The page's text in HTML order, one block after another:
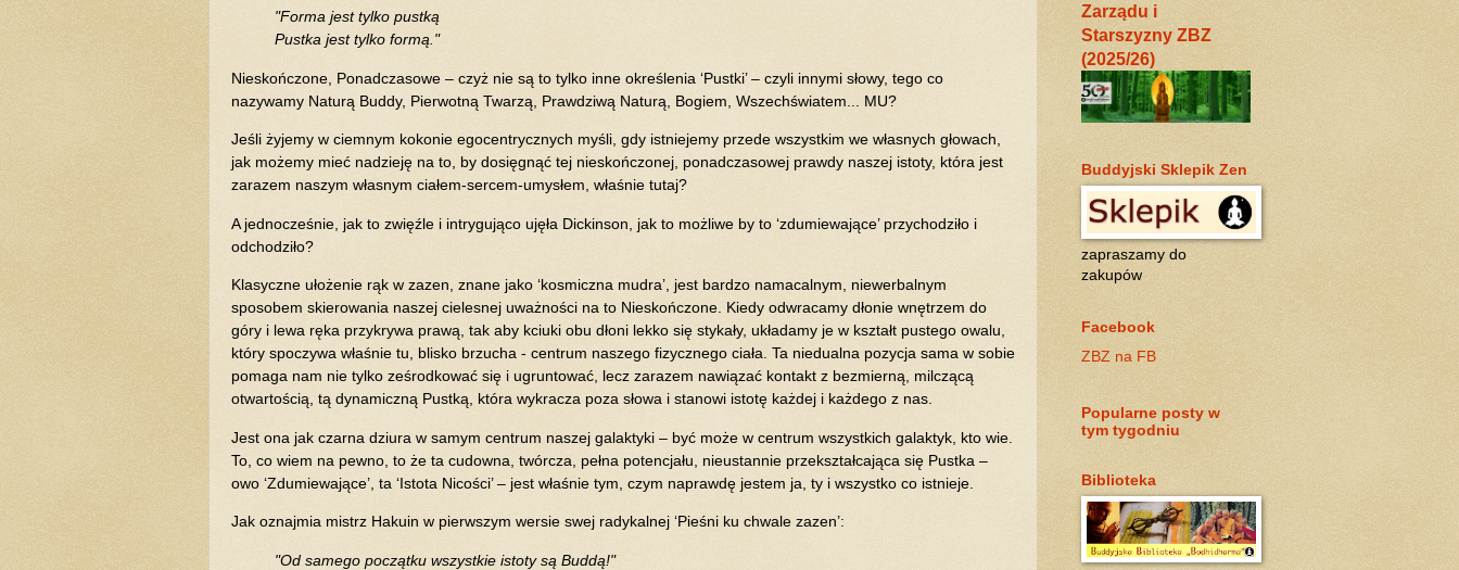
"Forma jest tylko pustką
Pustka jest tylko formą."
Nieskończone, Ponadczasowe – czyż nie są to tylko inne określenia ‘Pustki’ – czyli innymi słowy, tego co
nazywamy Naturą Buddy, Pierwotną Twarzą, Prawdziwą Naturą, Bogiem, Wszechświatem... MU?
Jeśli żyjemy w ciemnym kokonie egocentrycznych myśli, gdy istniejemy przede wszystkim we własnych głowach,
jak możemy mieć nadzieję na to, by dosięgnąć tej nieskończonej, ponadczasowej prawdy naszej istoty, która jest
zarazem naszym własnym ciałem-sercem-umysłem, właśnie tutaj?
A jednocześnie, jak to zwięźle i intrygująco ujęła Dickinson, jak to możliwe by to ‘zdumiewające’ przychodziło i
odchodziło?
Klasyczne ułożenie rąk w zazen, znane jako ‘kosmiczna mudra’, jest bardzo namacalnym, niewerbalnym
sposobem skierowania naszej cielesnej uważności na to Nieskończone. Kiedy odwracamy dłonie wnętrzem do
góry i lewa ręka przykrywa prawą, tak aby kciuki obu dłoni lekko się stykały, układamy je w kształt pustego owalu,
który spoczywa właśnie tu, blisko brzucha - centrum naszego fizycznego ciała. Ta niedualna pozycja sama w sobie
pomaga nam nie tylko ześrodkować się i ugruntować, lecz zarazem nawiązać kontakt z bezmierną, milczącą
otwartością, tą dynamiczną Pustką, która wykracza poza słowa i stanowi istotę każdej i każdego z nas.
Jest ona jak czarna dziura w samym centrum naszej galaktyki – być może w centrum wszystkich galaktyk, kto wie.
To, co wiem na pewno, to że ta cudowna, twórcza, pełna potencjału, nieustannie przekształcająca się Pustka –
owo ‘Zdumiewające’, ta ‘Istota Nicości’ – jest właśnie tym, czym naprawdę jestem ja, ty i wszystko co istnieje.
Jak oznajmia mistrz Hakuin w pierwszym wersie swej radykalnej ‘Pieśni ku chwale zazen’:
"Od samego początku wszystkie istoty są Buddą!"
Zarządu i
Starszyzny ZBZ
(2025/26)
Buddyjski Sklepik Zen
zapraszamy do
zakupów
Facebook
ZBZ na FB
Popularne posty w
tym tygodniu
Biblioteka